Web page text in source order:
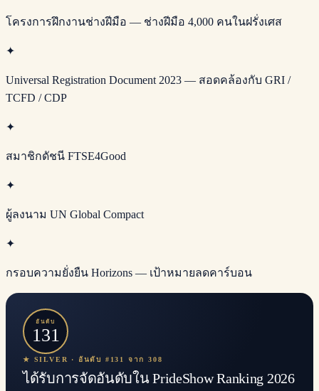
โครงการฝึกงานช่างฝีมือ — ช่างฝีมือ 4,000 คนในฝรั่งเศส
✦
Universal Registration Document 2023 — สอดคล้องกับ GRI /
TCFD / CDP
✦
สมาชิกดัชนี FTSE4Good
✦
ผู้ลงนาม UN Global Compact
✦
กรอบความยั่งยืน Horizons — เป้าหมายลดคาร์บอน
อันดับ
131
★ SILVER · อันดับ #131 จาก 308
ได้รับการจัดอันดับใน PrideShow Ranking 2026